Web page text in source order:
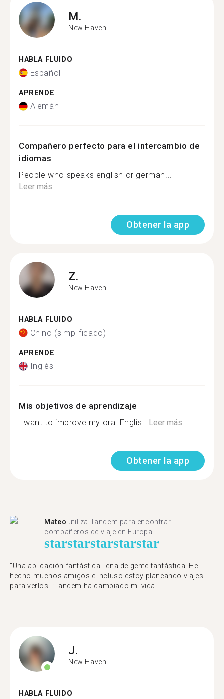
M.
New Haven
HABLA FLUIDO
Español
APRENDE
Alemán
Compañero perfecto para el intercambio de
idiomas
People who speaks english or german...
Leer más
Obtener la app
Z.
New Haven
HABLA FLUIDO
Chino (simplificado)
APRENDE
Inglés
Mis objetivos de aprendizaje
I want to improve my oral Englis...Leer más
Obtener la app
Mateo utiliza Tandem para encontrar
compañeros de viaje en Europa.
starstarstarstarstar
"Una aplicación fantástica llena de gente fantástica. He
hecho muchos amigos e incluso estoy planeando viajes
para verlos. ¡Tandem ha cambiado mi vida!"
J.
New Haven
HABLA FLUIDO